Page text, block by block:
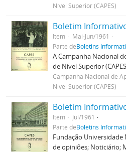
Nível Superior (CAPES)
Boletim
Item
Mai-Jun/1961
Parte deBoletins
A Campanha Nacional
de Nível Superior
Campanha Nacional de
Nível Superior (CAPES)
Boletim
Item
Jul/1961
Parte deBoletins
Fundação
de opiniões; Noticiário;